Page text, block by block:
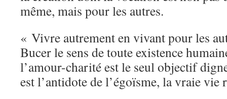
même, mais pour les autres.
« Vivre autrement en vivant pour les
Bucer le sens de toute existence
l’amour-charité est le seul objectif
est l’antidote de l’égoïsme, la vraie vie